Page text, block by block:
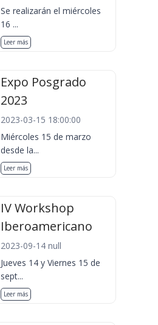
Se realizarán el miércoles
16 ...
Leer más
Expo Posgrado
2023
2023-03-15 18:00:00
Miércoles 15 de marzo
desde la...
Leer más
IV Workshop
Iberoamericano
2023-09-14 null
Jueves 14 y Viernes 15 de
sept...
Leer más